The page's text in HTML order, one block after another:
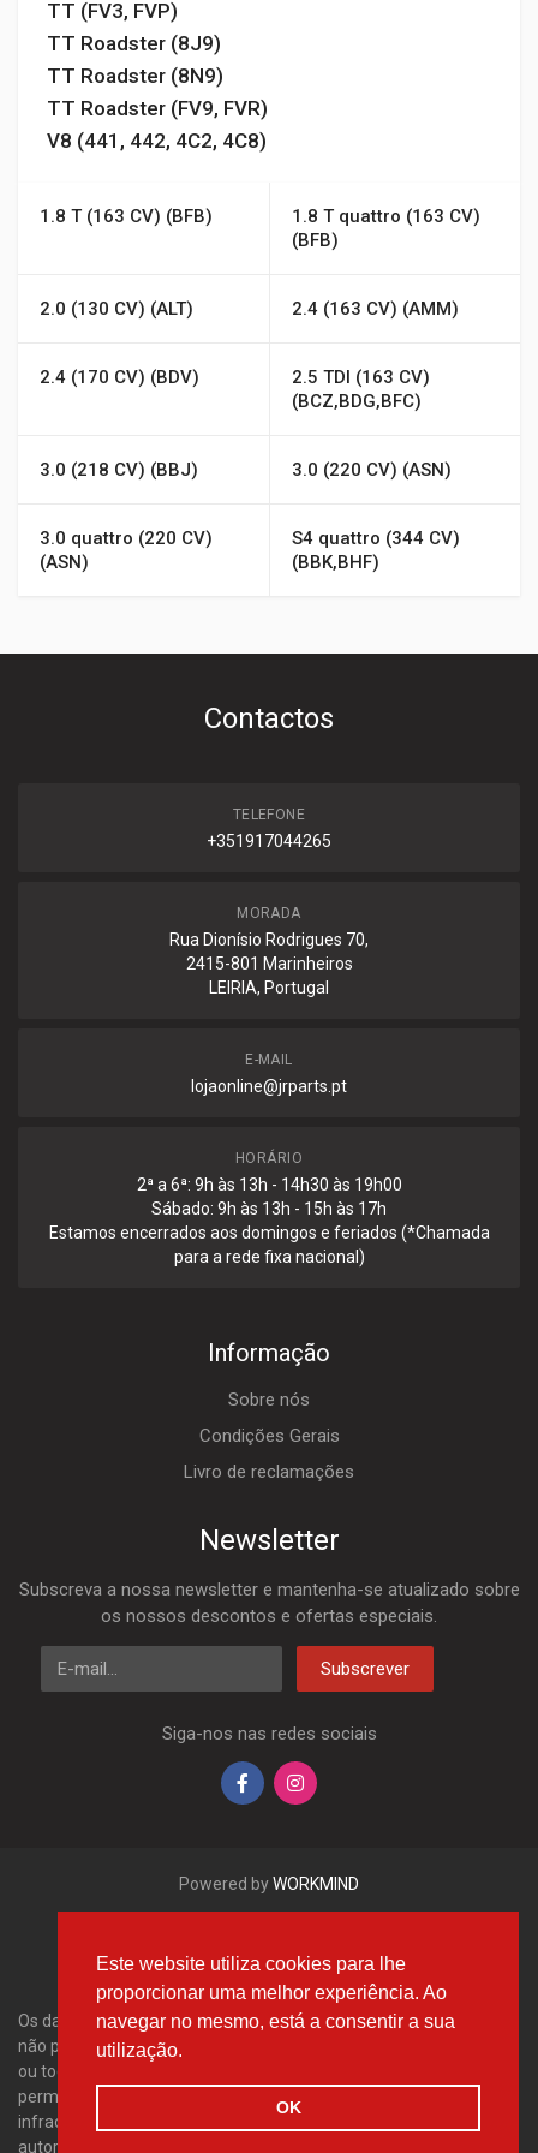
Este website utiliza cookies para lhe
proporcionar uma melhor experiência. Ao
navegar no mesmo, está a consentir a sua
utilização.
OK
TT (FV3, FVP)
TT Roadster (8J9)
TT Roadster (8N9)
TT Roadster (FV9, FVR)
V8 (441, 442, 4C2, 4C8)
1.8 T (163 CV) (BFB)
1.8 T quattro (163 CV)
(BFB)
2.0 (130 CV) (ALT) 2.4 (163 CV) (AMM)
2.4 (170 CV) (BDV)
2.5 TDI (163 CV)
(BCZ,BDG,BFC)
3.0 (218 CV) (BBJ) 3.0 (220 CV) (ASN)
3.0 quattro (220 CV)
(ASN)
S4 quattro (344 CV)
(BBK,BHF)
Contactos
TELEFONE
+351917044265
MORADA
Rua Dionísio Rodrigues 70,
2415-801 Marinheiros
LEIRIA, Portugal
E-MAIL
lojaonline@jrparts.pt
HORÁRIO
2ª a 6ª: 9h às 13h - 14h30 às 19h00
Sábado: 9h às 13h - 15h às 17h
Estamos encerrados aos domingos e feriados (*Chamada
para a rede fixa nacional)
Informação
Sobre nós
Condições Gerais
Livro de reclamações
Newsletter
Subscreva a nossa newsletter e mantenha-se atualizado sobre
os nossos descontos e ofertas especiais.
E-mail
Subscrever
Siga-nos nas redes sociais
Powered byWORKMIND
Os dados aqui apresentados, em especial a base de dados inteira,
não podem ser copiados. É proibido reproduzir, distribuir os dados
ou toda a base de dados sem a autorização da Tecdoc e/ou
permitir que tais acções sejam efetuadas por terceiros. Qualquer
infração desta disposição constitui uma violação dos direitos de
autor e será punida.